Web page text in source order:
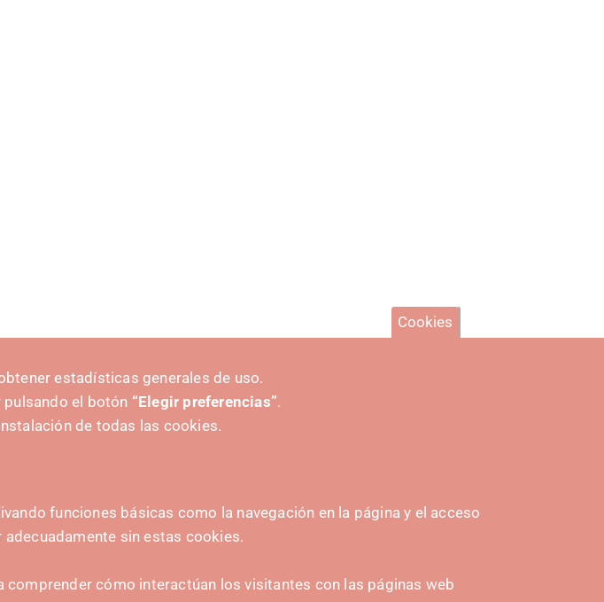
hola@irisnavarra.com
INITIATIVES
Cookies
estadísticas generales de uso.
pulsando el botón “Elegir preferencias”.
de todas las cookies.
funciones básicas como la navegación en la página y el acceso
adecuadamente sin estas cookies.
cómo interactúan los visitantes con las páginas web